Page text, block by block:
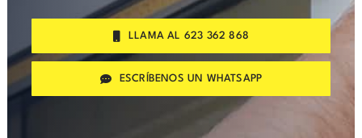
LLAMA AL 623 362 868
ESCRÍBENOS UN WHATSAPP